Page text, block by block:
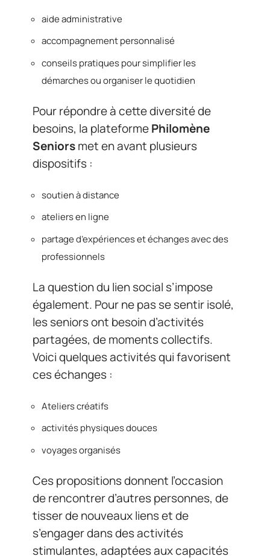
aide administrative
accompagnement personnalisé
conseils pratiques pour simplifier les
démarches ou organiser le quotidien
Pour répondre à cette diversité de
besoins, la plateformePhilomène
Seniorsmet en avant plusieurs
dispositifs :
soutien à distance
ateliers en ligne
partage d’expériences et échanges avec des
professionnels
La question du lien social s’impose
également. Pour ne pas se sentir isolé,
les seniors ont besoin d’activités
partagées, de moments collectifs.
Voici quelques activités qui favorisent
ces échanges :
Ateliers créatifs
activités physiques douces
voyages organisés
Ces propositions donnent l’occasion
de rencontrer d’autres personnes, de
tisser de nouveaux liens et de
s’engager dans des activités
stimulantes, adaptées aux capacités